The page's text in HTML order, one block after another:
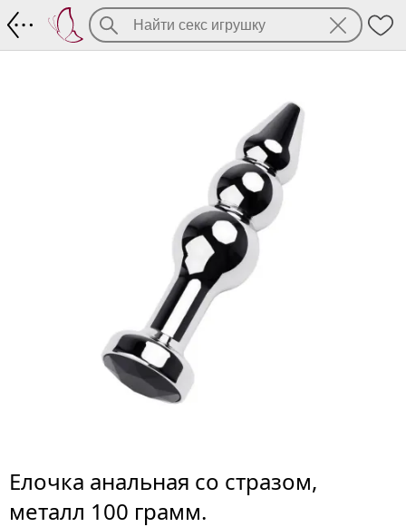
Елочка анальная со стразом,
металл 100 грамм.
Елочка анальная со стразом, металл